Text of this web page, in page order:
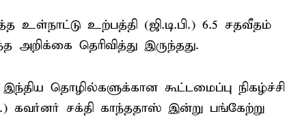
உள்நாட்டு உற்பத்தி (ஜி.டி.பி.) 6.5 சதவீதம்
தெரிவித்து இருந்தது.
தொழில்களுக்கான கூட்டமைப்பு நிகழ்ச்சி
கவர்னர் சக்தி காந்ததாஸ் இன்று பங்கேற்று